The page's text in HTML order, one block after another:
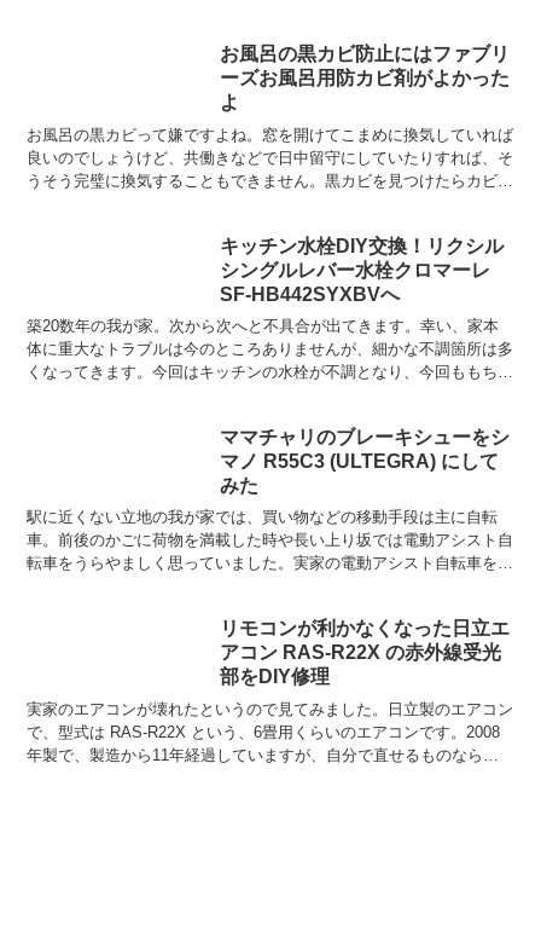
お風呂の黒カビ防止にはファブリ
ーズお風呂用防カビ剤がよかった
よ
お風呂の黒カビって嫌ですよね。窓を開けてこまめに換気していれば
良いのでしょうけど、共働きなどで日中留守にしていたりすれば、そ
うそう完璧に換気することもできません。黒カビを見つけたらカビキ
キッチン水栓DIY交換！リクシル
シングルレバー水栓クロマーレ
SF-HB442SYXBVへ
築20数年の我が家。次から次へと不具合が出てきます。幸い、家本
体に重大なトラブルは今のところありませんが、細かな不調箇所は多
くなってきます。今回はキッチンの水栓が不調となり、今回ももちろ
ママチャリのブレーキシューをシ
マノ R55C3 (ULTEGRA) にして
みた
駅に近くない立地の我が家では、買い物などの移動手段は主に自転
車。前後のかごに荷物を満載した時や長い上り坂では電動アシスト自
転車をうらやましく思っていました。実家の電動アシスト自転車を借
リモコンが利かなくなった日立エ
アコン RAS-R22X の赤外線受光
部をDIY修理
実家のエアコンが壊れたというので見てみました。日立製のエアコン
で、型式は RAS-R22X という、6畳用くらいのエアコンです。2008
年製で、製造から11年経過していますが、自分で直せるものなら直